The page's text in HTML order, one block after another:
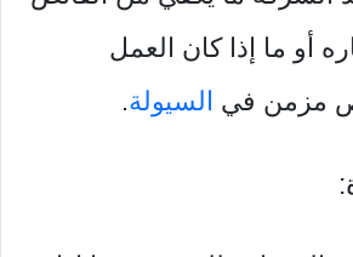
أو ما إذا كان العمل
مزمن في السيولة.